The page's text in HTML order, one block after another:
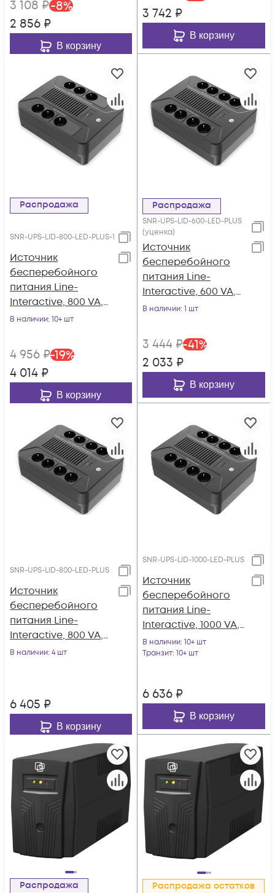
3 108 ₽-8%
2 856 ₽
В корзину
3 742 ₽
В корзину
Распродажа
SNR-UPS-LID-800-LED-PLUS-1
Источник
бесперебойного
питания Line-
Interactive, 800 VA,
LED, 6 Schuko
В наличии: 10+ шт
4 956 ₽-19%
4 014 ₽
В корзину
Распродажа
SNR-UPS-LID-600-LED-PLUS
(уценка)
Источник
бесперебойного
питания Line-
Interactive, 600 VA,
LED, USB, 8 Schuko
В наличии: 1 шт
3 444 ₽-41%
2 033 ₽
В корзину
SNR-UPS-LID-800-LED-PLUS
Источник
бесперебойного
питания Line-
Interactive, 800 VA,
LED, USB, 8 Schuko
В наличии: 4 шт
6 405 ₽
В корзину
SNR-UPS-LID-1000-LED-PLUS
Источник
бесперебойного
питания Line-
Interactive, 1000 VA,
LED, USB, 8 Schuko
В наличии: 10+ шт
Транзит: 10+ шт
6 636 ₽
В корзину
Распродажа Распродажа остатков